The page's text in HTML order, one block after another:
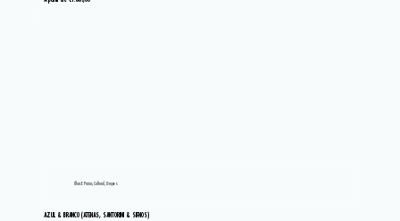
Ilhas E Praias, Cultural, Grupos
AZUL & BRANCO (ATENAS, SANTORINI & SIFNOS)